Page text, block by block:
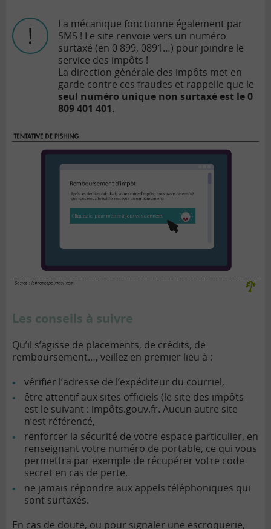
La mécanique fonctionne également par
SMS ! Le site renvoie vers un numéro
surtaxé (en 0 899, 0891…) pour joindre le
service des impôts !
La direction générale des impôts met en
garde contre ces fraudes et rappelle que le
seul numéro unique non surtaxé est le 0
809 401 401.
Les conseils à suivre
Qu’il s’agisse de placements, de crédits, de
remboursement…, veillez en premier lieu à :
vérifier l’adresse de l’expéditeur du courriel,
être attentif aux sites officiels (le site des impôts
est le suivant : impôts.gouv.fr. Aucun autre site
n’est référencé,
renforcer la sécurité de votre espace particulier, en
renseignant votre numéro de portable, ce qui vous
permettra par exemple de récupérer votre code
secret en cas de perte,
ne jamais répondre aux appels téléphoniques qui
sont surtaxés.
En cas de doute, ou pour signaler une escroquerie,